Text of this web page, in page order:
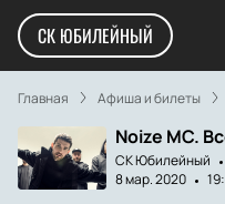
СК ЮБИЛЕЙНЫЙ
Главная Афиша и билеты
Noize MC.
СК Юбилейный
8 мар. 2020